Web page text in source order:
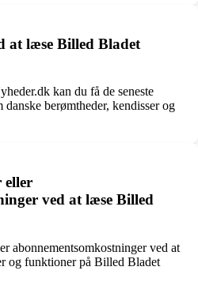
at læse Billed Bladet
kan du få de seneste
berømtheder, kendisser og
eller
ved at læse Billed
abonnementsomkostninger ved at
og funktioner på Billed Bladet